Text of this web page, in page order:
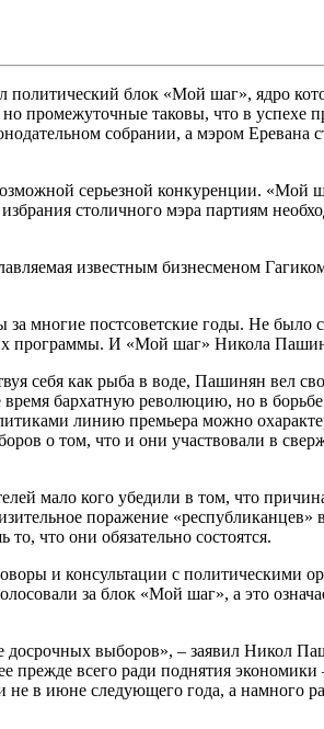
политический блок «Мой шаг», ядро
промежуточные таковы, что в успехе
собрании, а мэром Еревана
серьезной конкуренции. «Мой
столичного мэра партиям
известным бизнесменом
многие постсоветские годы. Не было
программы. И «Мой шаг» Никола
себя как рыба в воде, Пашинян вел
бархатную революцию, но в
линию премьера можно
о том, что и они участвовали в
мало кого убедили в том, что
поражение
что они обязательно состоятся.
и консультации с политическими
за блок «Мой шаг», а это
выборов», – заявил Никол
всего ради поднятия
в июне следующего года, а намного